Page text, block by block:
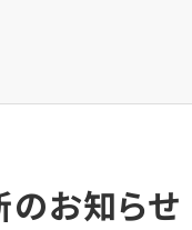
のお知らせ